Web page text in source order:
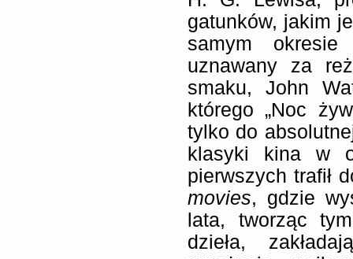
gatunków, jakim
samym
uznawany za
smaku, John
którego „Noc
tylko do
klasyki kina w
pierwszych trafił
movies, gdzie
lata, tworząc
dzieła,